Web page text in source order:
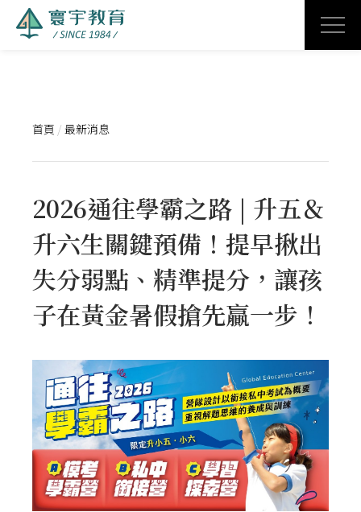
首頁 / 最新消息
2026通往學霸之路 | 升五＆
升六生關鍵預備！提早揪出
失分弱點、精準提分，讓孩
子在黃金暑假搶先贏一步！